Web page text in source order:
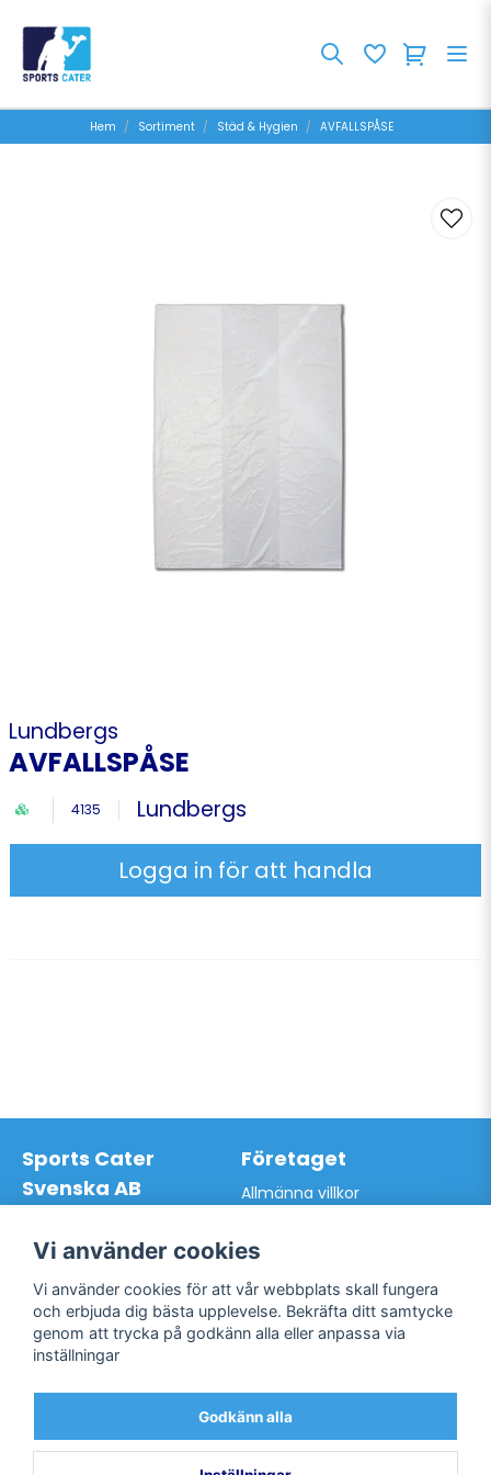
Hem Sortiment Städ & Hygien AVFALLSPÅSE
Lundbergs
AVFALLSPÅSE
4135 Lundbergs
Logga in för att handla
Sports Cater
Svenska AB
Org.nr: 559024-7762
Mail:info@sportscater.se
Företaget
Allmänna villkor
Bli kund / Logga in
Support
Allmänna villkor
Kontakta oss
Facebook
Twitter
Vi använder cookies
Vi använder cookies för att vår webbplats skall fungera
och erbjuda dig bästa upplevelse. Bekräfta ditt samtycke
genom att trycka på godkänn alla eller anpassa via
inställningar
Godkänn alla